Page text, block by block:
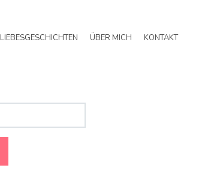
LIEBESGESCHICHTEN ÜBER MICH KONTAKT